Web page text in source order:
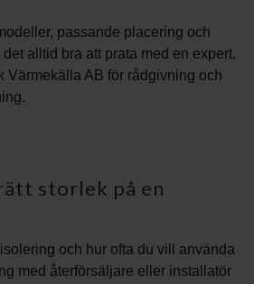
passande placering och
alltid bra att prata med en expert.
Värmekälla AB för rådgivning och
storlek på en
och hur ofta du vill använda
med återförsäljare eller installatör